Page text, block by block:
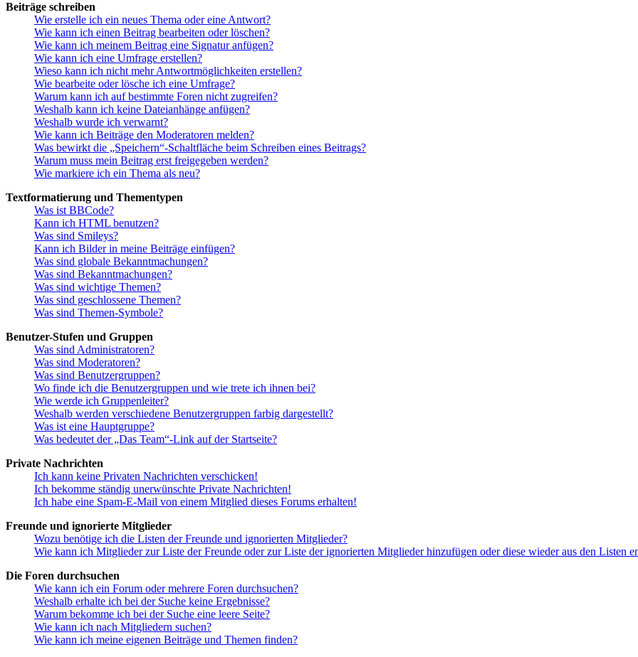
Beiträge schreiben
Wie erstelle ich ein neues Thema oder eine Antwort?
Wie kann ich einen Beitrag bearbeiten oder löschen?
Wie kann ich meinem Beitrag eine Signatur anfügen?
Wie kann ich eine Umfrage erstellen?
Wieso kann ich nicht mehr Antwortmöglichkeiten erstellen?
Wie bearbeite oder lösche ich eine Umfrage?
Warum kann ich auf bestimmte Foren nicht zugreifen?
Weshalb kann ich keine Dateianhänge anfügen?
Weshalb wurde ich verwarnt?
Wie kann ich Beiträge den Moderatoren melden?
Was bewirkt die „Speichern“-Schaltfläche beim Schreiben eines Beitrags?
Warum muss mein Beitrag erst freigegeben werden?
Wie markiere ich ein Thema als neu?
Textformatierung und Thementypen
Was ist BBCode?
Kann ich HTML benutzen?
Was sind Smileys?
Kann ich Bilder in meine Beiträge einfügen?
Was sind globale Bekanntmachungen?
Was sind Bekanntmachungen?
Was sind wichtige Themen?
Was sind geschlossene Themen?
Was sind Themen-Symbole?
Benutzer-Stufen und Gruppen
Was sind Administratoren?
Was sind Moderatoren?
Was sind Benutzergruppen?
Wo finde ich die Benutzergruppen und wie trete ich ihnen bei?
Wie werde ich Gruppenleiter?
Weshalb werden verschiedene Benutzergruppen farbig dargestellt?
Was ist eine Hauptgruppe?
Was bedeutet der „Das Team“-Link auf der Startseite?
Private Nachrichten
Ich kann keine Privaten Nachrichten verschicken!
Ich bekomme ständig unerwünschte Private Nachrichten!
Ich habe eine Spam-E-Mail von einem Mitglied dieses Forums erhalten!
Freunde und ignorierte Mitglieder
Wozu benötige ich die Listen der Freunde und ignorierten Mitglieder?
Wie kann ich Mitglieder zur Liste der Freunde oder zur Liste der ignorierten Mitglieder hinzufügen oder diese wieder aus den Listen
Die Foren durchsuchen
Wie kann ich ein Forum oder mehrere Foren durchsuchen?
Weshalb erhalte ich bei der Suche keine Ergebnisse?
Warum bekomme ich bei der Suche eine leere Seite?
Wie kann ich nach Mitgliedern suchen?
Wie kann ich meine eigenen Beiträge und Themen finden?